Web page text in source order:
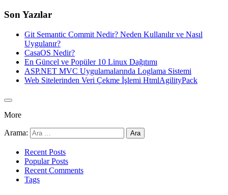
Son Yazılar
Git Semantic Commit Nedir? Neden Kullanılır ve Nasıl
Uygulanır?
CasaOS Nedir?
En Güncel ve Popüler 10 Linux Dağıtımı
ASP.NET MVC Uygulamalarında Loglama Sistemi
Web Sitelerinden Veri Çekme İşlemi HtmlAgilityPack
More
Arama:
Recent Posts
Popular Posts
Recent Comments
Tags